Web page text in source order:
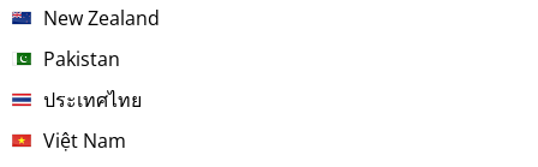
New Zealand
Pakistan
ประเทศไทย
Việt Nam